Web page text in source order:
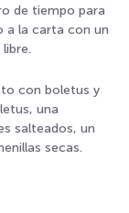
de tiempo para
a la carta con un
con boletus y
una
salteados, un
secas.